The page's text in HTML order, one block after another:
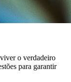
o verdadeiro
para garantir